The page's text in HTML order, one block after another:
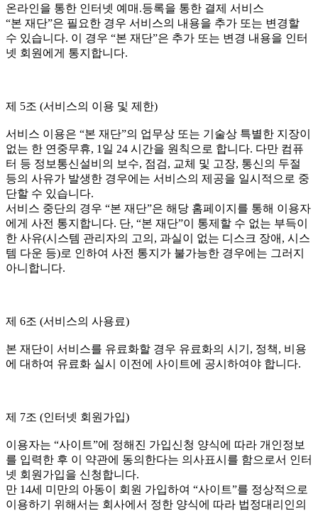
온라인을 통한 인터넷 예매.등록을 통한 결제 서비스
“본 재단”은 필요한 경우 서비스의 내용을 추가 또는 변경할
수 있습니다. 이 경우 “본 재단”은 추가 또는 변경 내용을 인터
넷 회원에게 통지합니다.
제 5조 (서비스의 이용 및 제한)
서비스 이용은 “본 재단”의 업무상 또는 기술상 특별한 지장이
없는 한 연중무휴, 1일 24 시간을 원칙으로 합니다. 다만 컴퓨
터 등 정보통신설비의 보수, 점검, 교체 및 고장, 통신의 두절
등의 사유가 발생한 경우에는 서비스의 제공을 일시적으로 중
단할 수 있습니다.
서비스 중단의 경우 “본 재단”은 해당 홈페이지를 통해 이용자
에게 사전 통지합니다. 단, “본 재단”이 통제할 수 없는 부득이
한 사유(시스템 관리자의 고의, 과실이 없는 디스크 장애, 시스
템 다운 등)로 인하여 사전 통지가 불가능한 경우에는 그러지
아니합니다.
제 6조 (서비스의 사용료)
본 재단이 서비스를 유료화할 경우 유료화의 시기, 정책, 비용
에 대하여 유료화 실시 이전에 사이트에 공시하여야 합니다.
제 7조 (인터넷 회원가입)
이용자는 “사이트”에 정해진 가입신청 양식에 따라 개인정보
를 입력한 후 이 약관에 동의한다는 의사표시를 함으로서 인터
넷 회원가입을 신청합니다.
만 14세 미만의 아동이 회원 가입하여 “사이트”를 정상적으로
이용하기 위해서는 회사에서 정한 양식에 따라 법정대리인의